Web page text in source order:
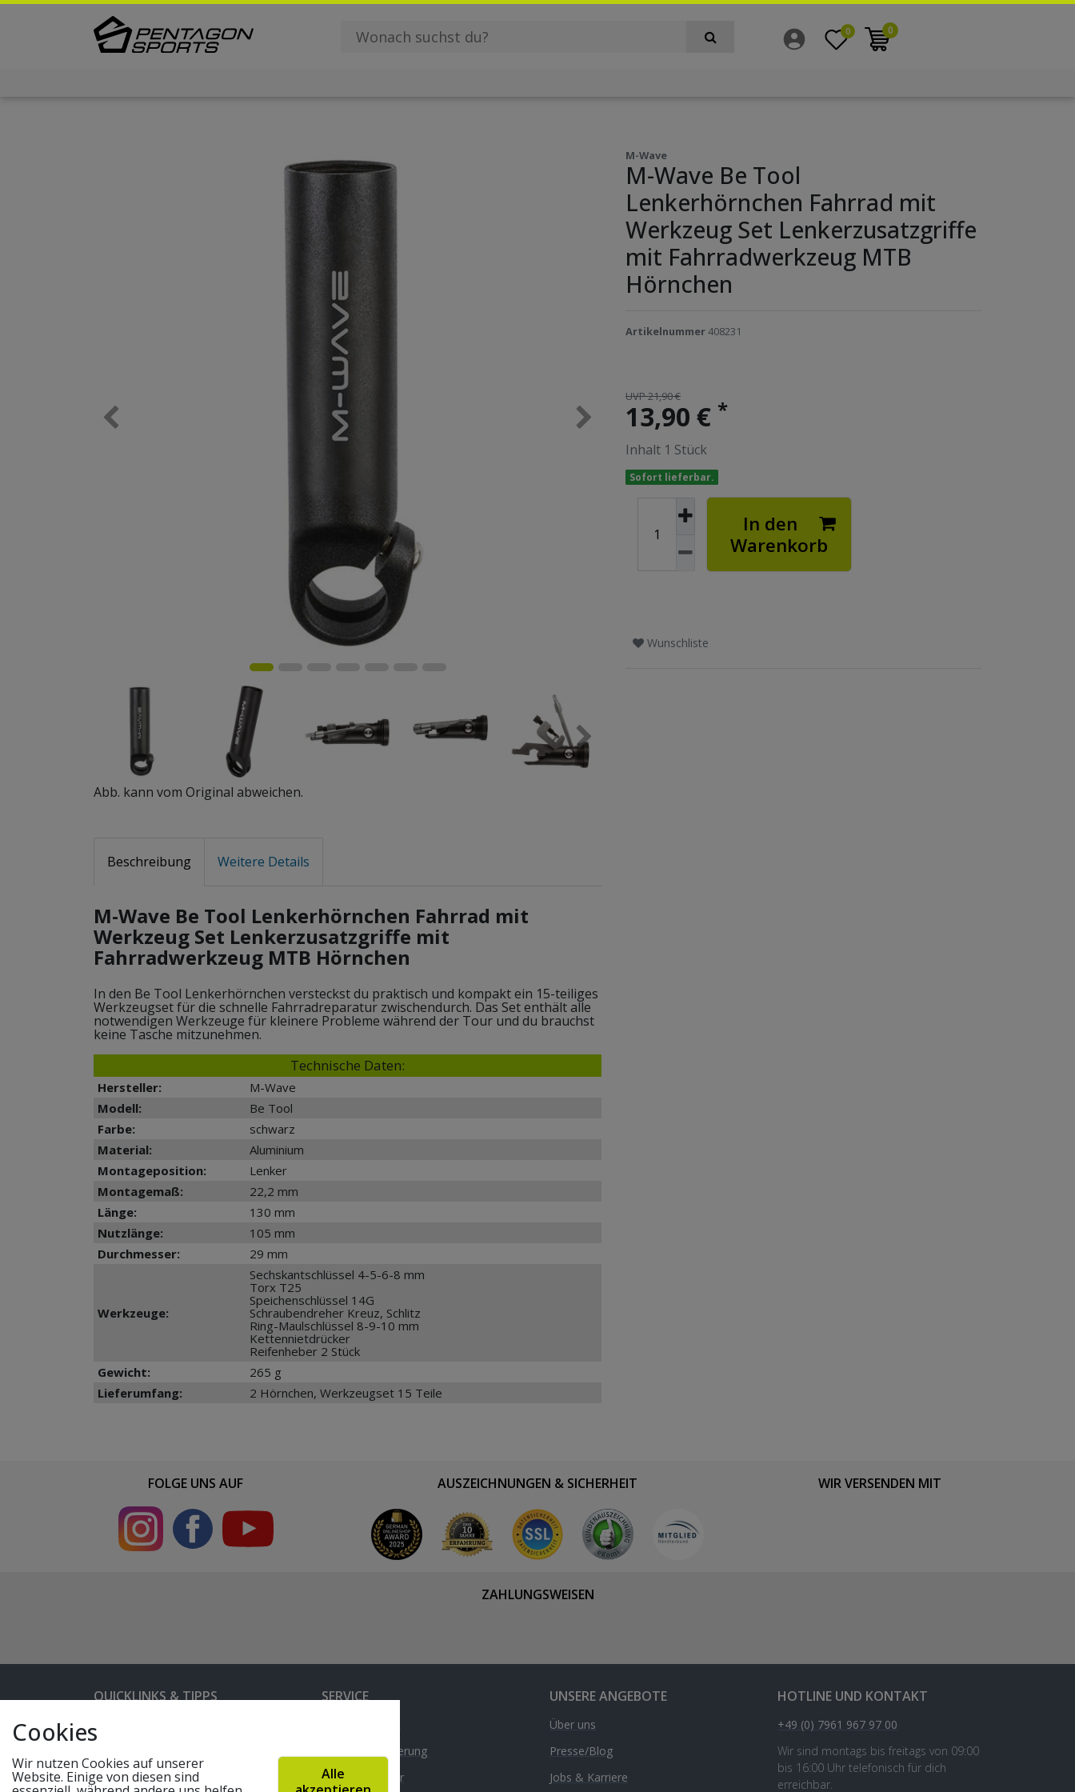
0 0
Abb. kann vom Original abweichen.
M-Wave
M-Wave Be Tool
Lenkerhörnchen Fahrrad mit
Werkzeug Set Lenkerzusatzgriffe
mit Fahrradwerkzeug MTB
Hörnchen
Artikelnummer408231
UVP 21,90 €
13,90 € *
Inhalt 1 Stück
Sofort lieferbar.
In den
Warenkorb
Wunschliste
Beschreibung Weitere Details
M-Wave Be Tool Lenkerhörnchen Fahrrad mit
Werkzeug Set Lenkerzusatzgriffe mit
Fahrradwerkzeug MTB Hörnchen
In den Be Tool Lenkerhörnchen versteckst du praktisch und kompakt ein 15-teiliges
Werkzeugset für die schnelle Fahrradreparatur zwischendurch. Das Set enthält alle
notwendigen Werkzeuge für kleinere Probleme während der Tour und du brauchst
keine Tasche mitzunehmen.
Technische Daten:
Hersteller:
M-Wave
Modell:
Be Tool
Farbe:
schwarz
Material:
Aluminium
Montageposition:
Lenker
Montagemaß:
22,2 mm
Länge:
130 mm
Nutzlänge:
105 mm
Durchmesser:
29 mm
Werkzeuge:
Sechskantschlüssel 4-5-6-8 mm
Torx T25
Speichenschlüssel 14G
Schraubendreher Kreuz, Schlitz
Ring-Maulschlüssel 8-9-10 mm
Kettennietdrücker
Reifenheber 2 Stück
Gewicht:
265 g
Lieferumfang:
2 Hörnchen, Werkzeugset 15 Teile
FOLGE UNS AUF AUSZEICHNUNGEN & SICHERHEIT WIR VERSENDEN MIT
ZAHLUNGSWEISEN
QUICKLINKS & TIPPS
Partnerprogramm
SERVICE
Versand & Lieferung
Rahmenrechner
UNSERE ANGEBOTE
Über uns
Presse/Blog
Jobs & Karriere
HOTLINE UND KONTAKT
+49 (0) 7961 967 97 00
Wir sind montags bis freitags von 09:00
bis 16:00 Uhr telefonisch für dich
erreichbar.
Cookies
Wir nutzen Cookies auf unserer
Website. Einige von diesen sind
Alle